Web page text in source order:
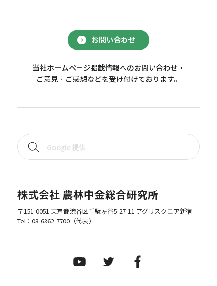
お問い合わせ
当社ホームページ掲載情報へのお問い合わせ・
ご意見・ご感想などを受け付けております。
株式会社 農林中金総合研究所
〒151-0051 東京都渋谷区千駄ヶ谷5-27-11 アグリスクエア新宿
Tel： 03-6362-7700（代表）